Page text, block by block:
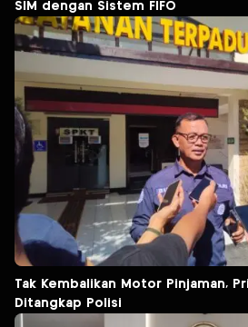
SIM dengan Sistem FIFO
Tak Kembalikan Motor Pinjaman,
Ditangkap Polisi